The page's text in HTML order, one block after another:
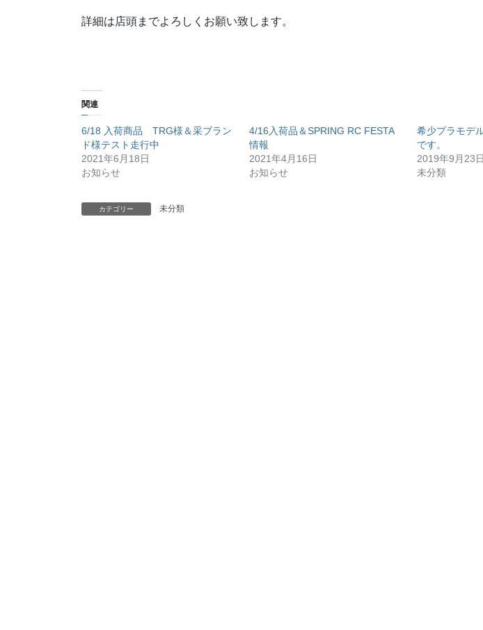
詳細は店頭までよろしくお願い致します。
関連
6/18 入荷商品 TRG様＆采ブラン
ド様テスト走行中
2021年6月18日
お知らせ
4/16入荷品＆SPRING RC FESTA
情報
2021年4月16日
お知らせ
希少プラモデ
です。
2019年9月23日
未分類
カテゴリー 未分類